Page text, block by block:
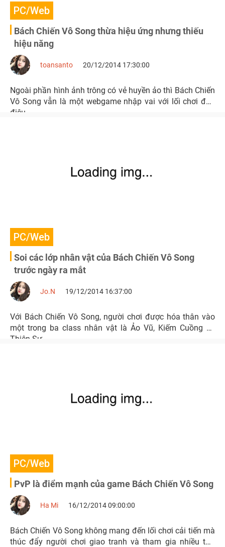
PC/Web
Bách Chiến Vô Song thừa hiệu ứng nhưng thiếu
hiệu năng
toansanto 20/12/2014 17:30:00
Ngoài phần hình ảnh trông có vẻ huyền ảo thì Bách Chiến
Vô Song vẫn là một webgame nhập vai với lối chơi đơn
điệu.
PC/Web
Soi các lớp nhân vật của Bách Chiến Vô Song
trước ngày ra mắt
Jo.N 19/12/2014 16:37:00
Với Bách Chiến Vô Song, người chơi được hóa thân vào
một trong ba class nhân vật là Ảo Vũ, Kiếm Cuồng và
Thiên Sư.
PC/Web
PvP là điểm mạnh của game Bách Chiến Vô Song
Ha Mi 16/12/2014 09:00:00
Bách Chiến Vô Song không mang đến lối chơi cải tiến mà
thúc đẩy người chơi giao tranh và tham gia nhiều thử